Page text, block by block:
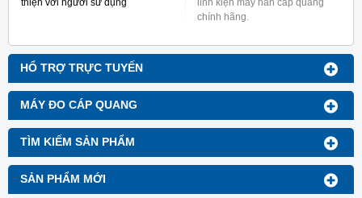
HỔ TRỢ TRỰC TUYẾN
MÁY ĐO CÁP QUANG
TÌM KIẾM SẢN PHẨM
SẢN PHẨM MỚI
thiện với người sử dụng
linh kiện máy hàn cáp quang
chính hãng.